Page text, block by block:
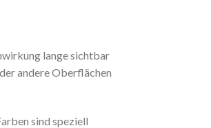
lange sichtbar
andere Oberflächen
sind speziell